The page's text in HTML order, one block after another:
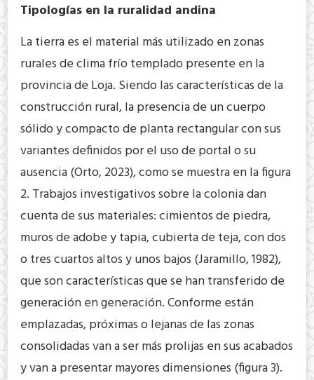
Tipologías en la ruralidad andina
La tierra es el material más utilizado en zonas
rurales de clima frío templado presente en la
provincia de Loja. Siendo las características de la
construcción rural, la presencia de un cuerpo
sólido y compacto de planta rectangular con sus
variantes definidos por el uso de portal o su
ausencia (Orto, 2023), como se muestra en la figura
2. Trabajos investigativos sobre la colonia dan
cuenta de sus materiales: cimientos de piedra,
muros de adobe y tapia, cubierta de teja, con dos
o tres cuartos altos y unos bajos (Jaramillo, 1982),
que son características que se han transferido de
generación en generación. Conforme están
emplazadas, próximas o lejanas de las zonas
consolidadas van a ser más prolijas en sus acabados
y van a presentar mayores dimensiones (figura 3).